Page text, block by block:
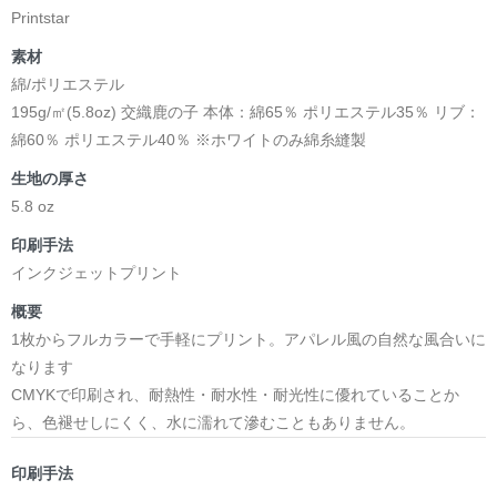
Printstar
素材
綿/ポリエステル
195g/㎡(5.8oz) 交織鹿の子 本体：綿65％ ポリエステル35％ リブ：
綿60％ ポリエステル40％ ※ホワイトのみ綿糸縫製
生地の厚さ
5.8 oz
印刷手法
インクジェットプリント
概要
1枚からフルカラーで手軽にプリント。アパレル風の自然な風合いに
なります
CMYKで印刷され、耐熱性・耐水性・耐光性に優れていることか
ら、色褪せしにくく、水に濡れて滲むこともありません。
印刷手法